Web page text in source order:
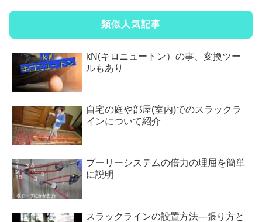
類似人気記事
kN(キロニュートン）の事、変換ツー
ルもあり
自宅の庭や部屋(室内)でのスラックラ
インについて紹介
プーリーシステムの倍力の理屈を簡単
に説明
スラックラインの設置方法---張り方と